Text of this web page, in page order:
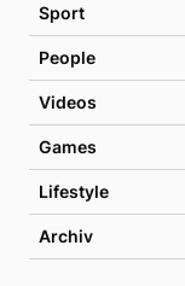
Sport
People
Videos
Games
Lifestyle
Archiv